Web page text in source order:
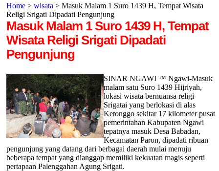
Home> wisata > Masuk Malam 1 Suro 1439 H, Tempat Wisata
Religi Srigati Dipadati Pengunjung
Masuk Malam 1 Suro 1439 H, Tempat
Wisata Religi Srigati Dipadati
Pengunjung
SINAR NGAWI ™ Ngawi-Masuk
malam satu Suro 1439 Hijriyah,
lokasi wisata bernuansa religi
Srigatai yang berlokasi di alas
Ketonggo sekitar 17 kilometer pusat
pemerintahan Kabupaten Ngawi
tepatnya masuk Desa Babadan,
Kecamatan Paron, dipadati ribuan
pengunjung yang datang dari berbagai daerah mulai menuju
beberapa tempat yang dianggap memiliki kekuatan magis seperti
pertapaan Palenggahan Agung Srigati.